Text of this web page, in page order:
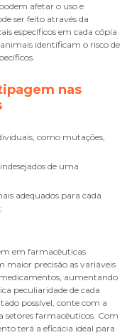
afetar o uso e
ser feito através da
específicos em cada cópia
identificam o risco de
nas
em farmacêuticas
maior precisão as variáveis
aumentando
peculiaridade de cada
possível, conte com a
setores farmacêuticos. Com
terá a eficácia ideal para